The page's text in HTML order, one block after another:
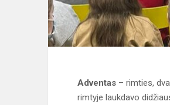
Adventas – rimties,
rimtyje laukdavo